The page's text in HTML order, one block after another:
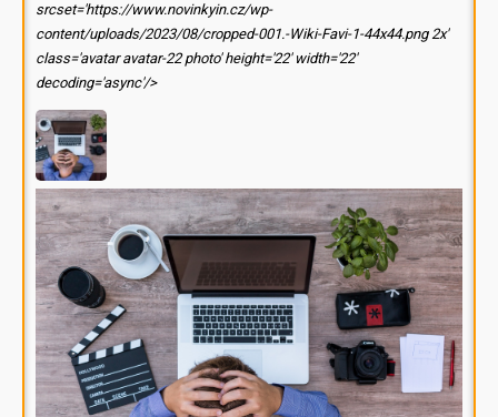
srcset='https://www.novinkyin.cz/wp-
content/uploads/2023/08/cropped-001.-Wiki-Favi-1-44x44.png 2x'
class='avatar avatar-22 photo' height='22' width='22'
decoding='async'/>